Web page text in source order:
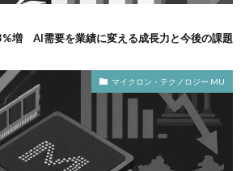
増 AI需要を業績に変える成長力と今後の課題
マイクロン・テクノロジー MU